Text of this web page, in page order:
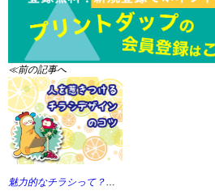
≪前の記事へ
魅力的なチラシって？人を惹き付けるチラシを作るコツを徹底分析！